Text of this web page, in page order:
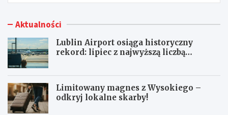
Aktualności
Lublin Airport osiąga historyczny
rekord: lipiec z najwyższą liczbą
Limitowany magnes z Wysokiego –
odkryj lokalne skarby!